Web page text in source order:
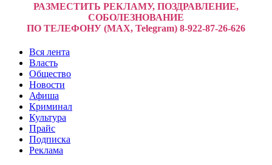
РАЗМЕСТИТЬ РЕКЛАМУ, ПОЗДРАВЛЕНИЕ,
СОБОЛЕЗНОВАНИЕ
ПО ТЕЛЕФОНУ (MAX, Telegram) 8-922-87-26-626
Вся лента
Власть
Общество
Новости
Афиша
Криминал
Культура
Прайс
Подписка
Реклама